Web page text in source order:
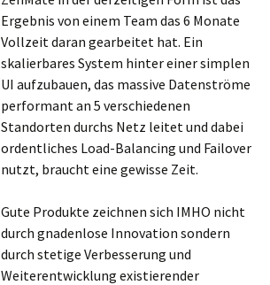
Ergebnis von einem Team das 6 Monate
Vollzeit daran gearbeitet hat. Ein
skalierbares System hinter einer simplen
UI aufzubauen, das massive Datenströme
performant an 5 verschiedenen
Standorten durchs Netz leitet und dabei
ordentliches Load-Balancing und Failover
nutzt, braucht eine gewisse Zeit.
Gute Produkte zeichnen sich IMHO nicht
durch gnadenlose Innovation sondern
durch stetige Verbesserung und
Weiterentwicklung existierender